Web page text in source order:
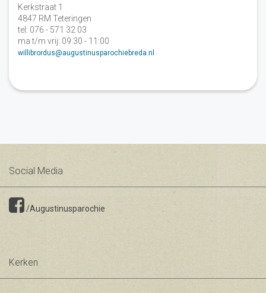
Kerkstraat 1
4847 RM Teteringen
tel: 076 - 571 32 03
ma t/m vrij: 09:30 - 11:00
willibrordus@augustinusparochiebreda.nl
Social Media
/Augustinusparochie
Kerken